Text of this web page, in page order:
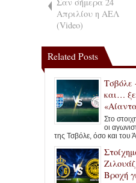
Απριλίου η ΑΕΛ
(Video)
Related Posts
Τσβόλε
και…
Στο
οι
της Τσβόλε, όσο και του
Βροχή